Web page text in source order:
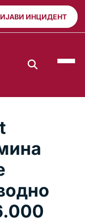
ИНЦИДЕНТ